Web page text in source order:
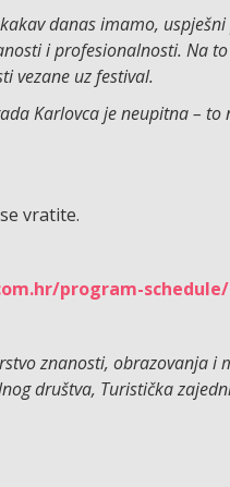
danas imamo,
i profesionalnosti. Na to
vezane uz festival.
Karlovca je neupitna – to
vratite.
program-schedule/
znanosti, obrazovanja i
društva, Turistička